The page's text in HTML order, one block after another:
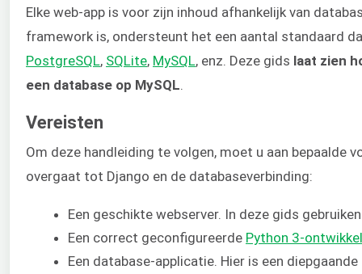
Elke web-app is voor zijn inhoud afhankelijk van
framework is, ondersteunt het een aantal standaard
PostgreSQL, SQLite, MySQL, enz. Deze gids laat zien
een database op MySQL.
Vereisten
Om deze handleiding te volgen, moet u aan bepaalde
overgaat tot Django en de databaseverbinding:
Een geschikte webserver. In deze gids
Een correct geconfigureerde Python 3-
Een database-applicatie. Hier is een